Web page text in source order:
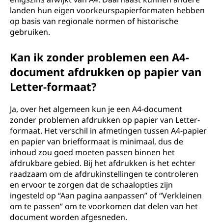
landen hun eigen voorkeurspapierformaten hebben
op basis van regionale normen of historische
gebruiken.
Kan ik zonder problemen een A4-
document afdrukken op papier van
Letter-formaat?
Ja, over het algemeen kun je een A4-document
zonder problemen afdrukken op papier van Letter-
formaat. Het verschil in afmetingen tussen A4-papier
en papier van briefformaat is minimaal, dus de
inhoud zou goed moeten passen binnen het
afdrukbare gebied. Bij het afdrukken is het echter
raadzaam om de afdrukinstellingen te controleren
en ervoor te zorgen dat de schaalopties zijn
ingesteld op “Aan pagina aanpassen” of “Verkleinen
om te passen” om te voorkomen dat delen van het
document worden afgesneden.